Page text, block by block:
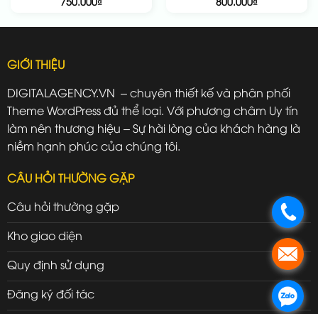
GIỚI THIỆU
DIGITALAGENCY.VN – chuyên thiết kế và phân phối
Theme WordPress đủ thể loại. Với phương châm Uy tín
làm nên thương hiệu – Sự hài lòng của khách hàng là
niềm hạnh phúc của chúng tôi.
CÂU HỎI THƯỜNG GẶP
Câu hỏi thường gặp
Kho giao diện
Quy định sử dụng
Đăng ký đối tác
.
.
.